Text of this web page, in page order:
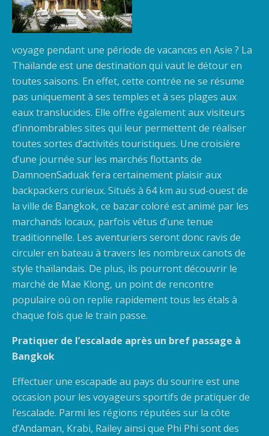
voyage pendant une période de vacances en Asie ? La
Thaïlande est une destination qui vaut le détour en
toutes saisons. En effet, cette contrée ne se résume
pas uniquement à ses temples et à ses plages aux
eaux translucides. Elle offre également aux visiteurs
d’innombrables sites qui leur permettent de réaliser
toutes sortes d’activités touristiques. Une croisière
d’une journée sur les marchés flottants de
DamnoenSaduak fera certainement plaisir aux
backpackers curieux. Situés à 64 km au sud-ouest de
la ville de Bangkok, ce bazar coloré est animé par les
marchands locaux, parfois vêtus d’une tenue
traditionnelle. Les aventuriers seront donc ravis de
circuler en bateau à travers les nombreux canots de
style thaïlandais. De plus, ils pourront découvrir le
marché de Mae Klong, un point de rencontre
populaire où on replie rapidement tous les étals à
chaque fois que le train passe.
Pratiquer de l’escalade après un bref passage à
Bangkok
Effectuer une escapade au pays du sourire est une
occasion pour les voyageurs sportifs de pratiquer de
l’escalade. Parmi les régions réputées sur la côte
d’Andaman, Krabi, Railey ainsi que Phi Phi sont des